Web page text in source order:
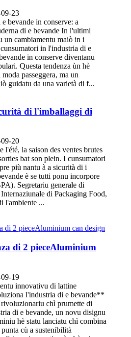
23
bevande in conserve: a
di e bevande In l'ultimi
un cambiamentu maiò in i
in l'industria di e
in conserve diventanu
Questa tendenza ùn hè
passeggera, ma un
guidatu da una varietà di f...
di l'imballaggi di
20
l'été, la saison des ventes brutes
bat son plein. I cunsumatori
più nantu à a sicurità di i
è se tutti ponu incorpore
Segretariu generale di
di Packaging Food,
l'ambiente ...
di 2 pieceAluminium
19
innovativu di lattine
l'industria di e bevande**
chì prumette di
di e bevande, un novu disignu
hè statu lanciatu chì combina
cù a sustenibilità